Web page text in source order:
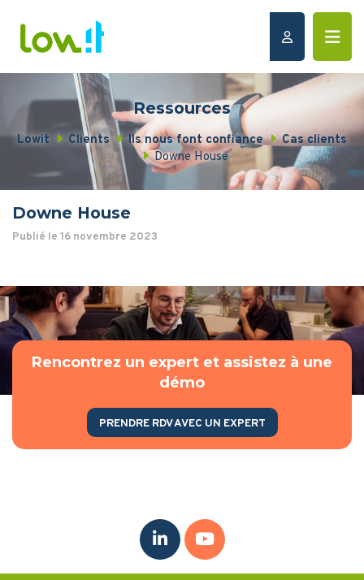
Ressources
Lowit Clients Ils nous font confiance
Cas clients
Downe House
Downe House
Publié le 16 novembre 2023
Rencontrez un expert et assistez à une
démo
PRENDRE RDV AVEC UN EXPERT